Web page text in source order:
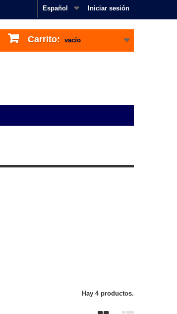
Iniciar sesión
Español
Carrito: vacío
Hay 4 productos.